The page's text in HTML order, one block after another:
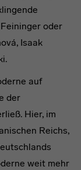
oder
Isaak
auf
der
Hier, im
Reichs,
weit mehr